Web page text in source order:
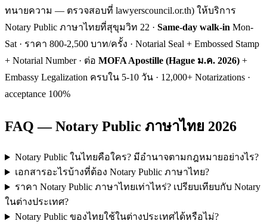
ทนายความ — ตรวจสอบที่ lawyerscouncil.or.th) ให้บริการ
Notary Public ภาษาไทยที่สุขุมวิท 22 · Same-day walk-in Mon-
Sat · ราคา 800-2,500 บาท/ครั้ง · Notarial Seal + Embossed Stamp
+ Notarial Number · ต่อ MOFA Apostille (Hague ม.ค. 2026) +
Embassy Legalization ครบใน 5-10 วัน · 12,000+ Notarizations ·
acceptance 100%
FAQ — Notary Public ภาษาไทย 2026
Notary Public ในไทยคือใคร? มีอำนาจตามกฎหมายอย่างไร?
เอกสารอะไรบ้างที่ต้อง Notary Public ภาษาไทย?
ราคา Notary Public ภาษาไทยเท่าไหร่? เปรียบเทียบกับ Notary
ในต่างประเทศ?
Notary Public ของไทยใช้ในต่างประเทศได้หรือไม่?